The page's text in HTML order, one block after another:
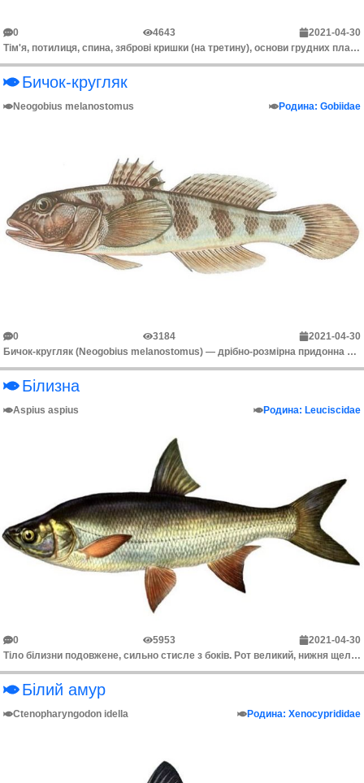
0 4643
2021-04-30
Тім'я, потилиця, спина, зяброві кришки (на третину), основи грудних плавців, задня половина горла і черево покриті циклоїдною лускою. Другий спинний п...
Бичок-кругляк
Neogobius melanostomus Родина: Gobiidae
0 3184
2021-04-30
Бичок-кругляк (Neogobius melanostomus) — дрібно-розмірна придонна риба з родини бичкових (Gobiidae). Походить із Понто-Каспійського регіону, басейнів ...
Білизна
Aspius aspius Родина: Leuciscidae
0 5953
2021-04-30
Тіло білизни подовжене, сильно стисле з боків. Рот великий, нижня щелепа з горбиком, попереду на верхній щелепі є невелика виїмка для нижньощелепного ...
Білий амур
Ctenopharyngodon idella Родина: Xenocyprididae